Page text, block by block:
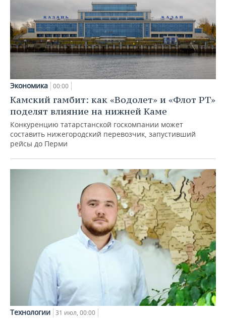
Экономика 00:00
Камский гамбит: как «Водолет» и «Флот РТ»
поделят влияние на нижней Каме
Конкуренцию татарстанской госкомпании может
составить нижегородский перевозчик, запустивший
рейсы до Перми
Технологии 31 июл, 00:00